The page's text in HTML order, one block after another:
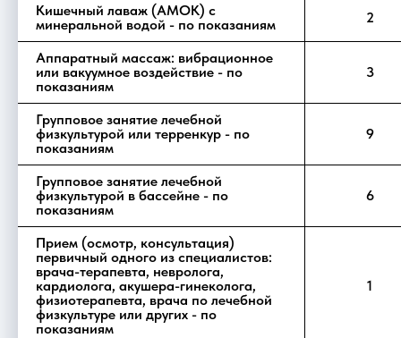
Кишечный лаваж (АМОК) с
минеральной водой - по показаниям
2
Аппаратный массаж: вибрационное
или вакуумное воздействие - по
показаниям
3
Групповое занятие лечебной
физкультурой или терренкур - по
показаниям
9
Групповое занятие лечебной
физкультурой в бассейне - по
показаниям
6
Прием (осмотр, консультация)
первичный одного из специалистов:
врача-терапевта, невролога,
кардиолога, акушера-гинеколога,
физиотерапевта, врача по лечебной
физкультуре или других - по
показаниям
1